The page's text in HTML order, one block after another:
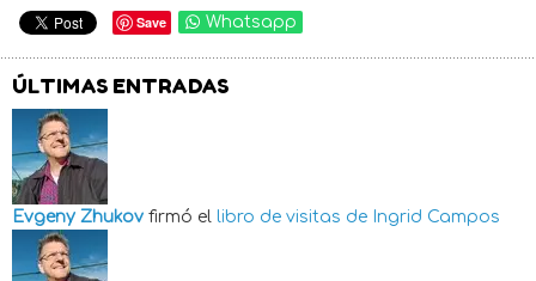
Save Whatsapp
ÚLTIMAS ENTRADAS
Evgeny Zhukov firmó el libro de visitas de Ingrid Campos